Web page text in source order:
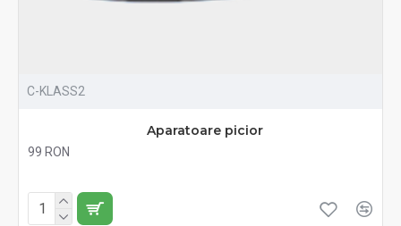
C-KLASS2
Aparatoare picior
99 RON